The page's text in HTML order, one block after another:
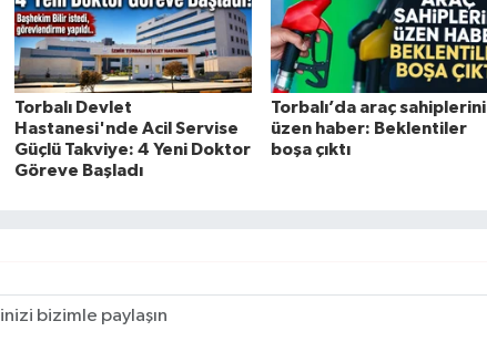
Torbalı Devlet
Hastanesi'nde Acil Servise
Güçlü Takviye: 4 Yeni Doktor
Göreve Başladı
Torbalı’da araç sahiplerini
üzen haber: Beklentiler
boşa çıktı